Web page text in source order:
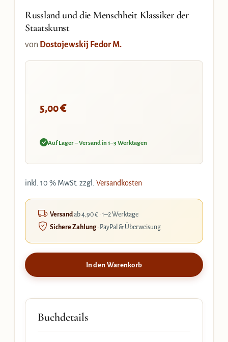
Russland und die Menschheit Klassiker der
Staatskunst
von Dostojewskij Fedor M.
5,00€
Auf Lager – Versand in 1–3 Werktagen
inkl. 10 % MwSt. zzgl. Versandkosten
Versandab 4,90 € · 1–2 Werktage
Sichere Zahlung· PayPal & Überweisung
In den Warenkorb
Buchdetails